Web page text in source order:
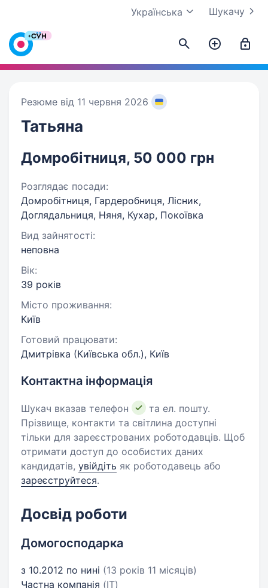
Шукачу
Українська
Резюме від 11 червня 2026
Татьяна
Домробітниця, 50 000 грн
Розглядає посади:
Домробітниця, Гардеробниця, Лісник,
Доглядальниця, Няня, Кухар, Покоївка
Вид зайнятості:
неповна
Вік:
39 років
Місто проживання:
Київ
Готовий працювати:
Дмитрівка (Київська обл.), Київ
Контактна інформація
Шукач вказав телефон
та ел. пошту.
Прізвище, контакти та світлина доступні
тільки для зареєстрованих роботодавців. Щоб
отримати доступ до особистих даних
кандидатів, увійдіть як роботодавець або
зареєструйтеся.
Досвід роботи
Домогосподарка
з 10.2012 по нині (13 років 11 місяців)
Частна компанія (IT)